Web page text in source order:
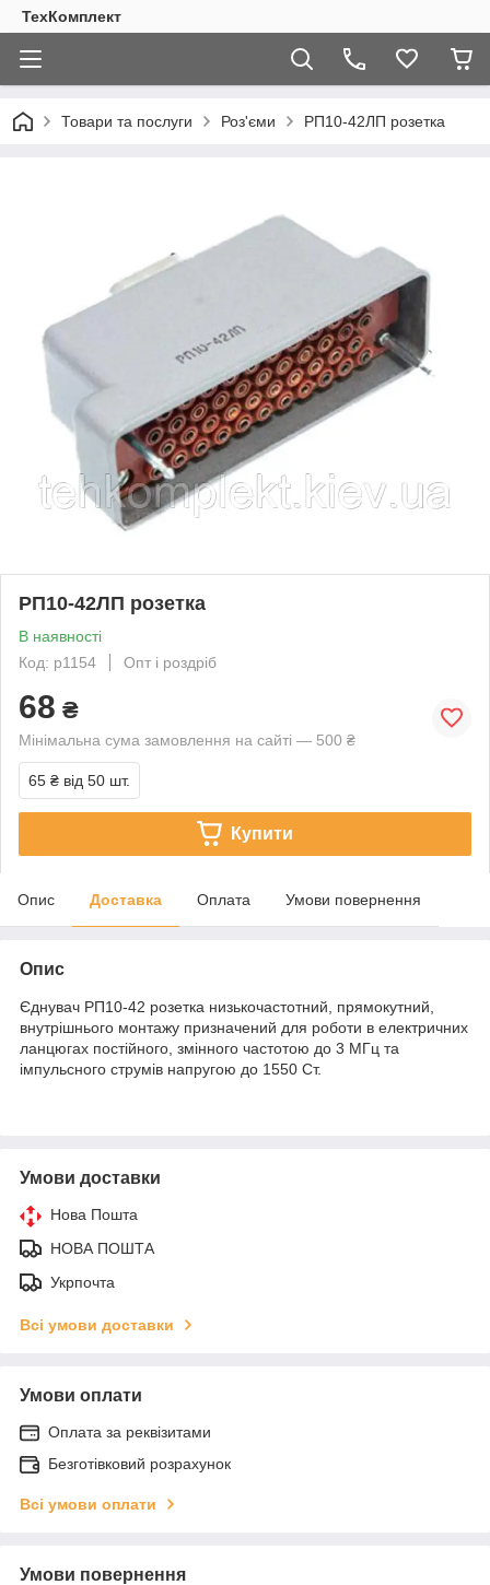
ТехКомплект
Товари та послуги Роз'єми РП10-42ЛП розетка
РП10-42ЛП розетка
В наявності
Код: p1154
Опт і роздріб
68 ₴
Мінімальна сума замовлення на сайті — 500 ₴
65 ₴ від 50 шт.
Купити
Опис Доставка Оплата Умови повернення
Опис
Єднувач РП10-42 розетка низькочастотний, прямокутний,
внутрішнього монтажу призначений для роботи в електричних
ланцюгах постійного, змінного частотою до 3 МГц та
імпульсного струмів напругою до 1550 Ст.
Умови доставки
Нова Пошта
НОВА ПОШТА
Укрпочта
Всі умови доставки
Умови оплати
Оплата за реквізитами
Безготівковий розрахунок
Всі умови оплати
Умови повернення